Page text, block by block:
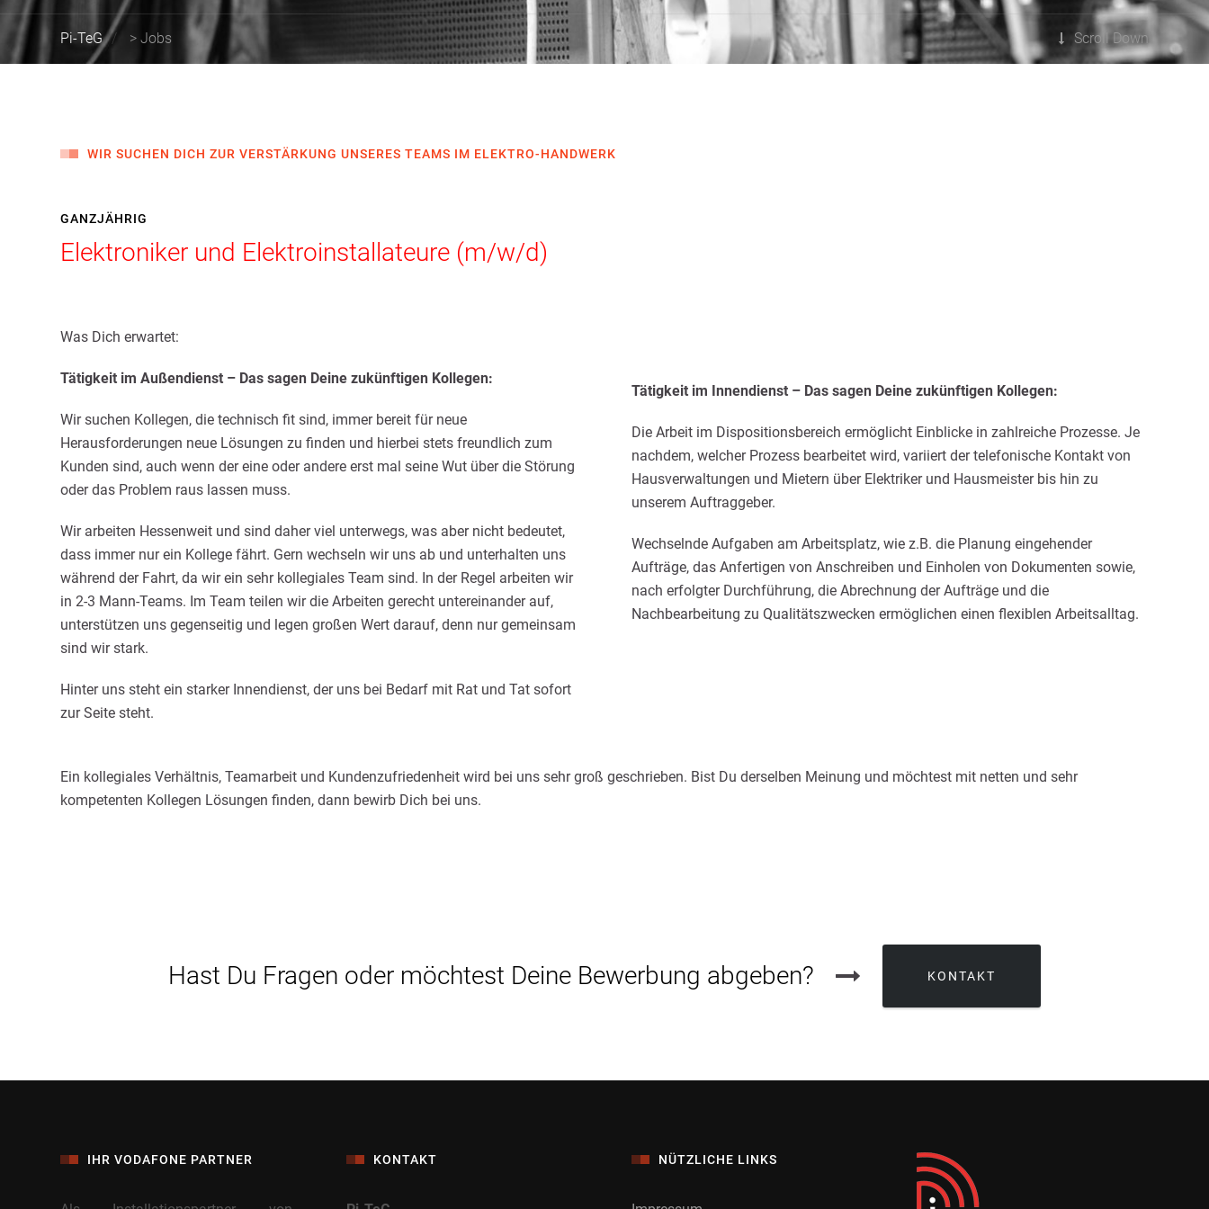
Scroll Down
Pi-TeG >Jobs
WIR SUCHEN DICH ZUR VERSTÄRKUNG UNSERES TEAMS IM ELEKTRO-HANDWERK
GANZJÄHRIG
Elektroniker und Elektroinstallateure (m/w/d)
Was Dich erwartet:
Tätigkeit im Außendienst – Das sagen Deine zukünftigen Kollegen:
Wir suchen Kollegen, die technisch fit sind, immer bereit für neue
Herausforderungen neue Lösungen zu finden und hierbei stets freundlich zum
Kunden sind, auch wenn der eine oder andere erst mal seine Wut über die Störung
oder das Problem raus lassen muss.
Wir arbeiten Hessenweit und sind daher viel unterwegs, was aber nicht bedeutet,
dass immer nur ein Kollege fährt. Gern wechseln wir uns ab und unterhalten uns
während der Fahrt, da wir ein sehr kollegiales Team sind. In der Regel arbeiten wir
in 2-3 Mann-Teams. Im Team teilen wir die Arbeiten gerecht untereinander auf,
unterstützen uns gegenseitig und legen großen Wert darauf, denn nur gemeinsam
sind wir stark.
Hinter uns steht ein starker Innendienst, der uns bei Bedarf mit Rat und Tat sofort
zur Seite steht.
Tätigkeit im Innendienst – Das sagen Deine zukünftigen Kollegen:
Die Arbeit im Dispositionsbereich ermöglicht Einblicke in zahlreiche Prozesse. Je
nachdem, welcher Prozess bearbeitet wird, variiert der telefonische Kontakt von
Hausverwaltungen und Mietern über Elektriker und Hausmeister bis hin zu
unserem Auftraggeber.
Wechselnde Aufgaben am Arbeitsplatz, wie z.B. die Planung eingehender
Aufträge, das Anfertigen von Anschreiben und Einholen von Dokumenten sowie,
nach erfolgter Durchführung, die Abrechnung der Aufträge und die
Nachbearbeitung zu Qualitätszwecken ermöglichen einen flexiblen Arbeitsalltag.
Ein kollegiales Verhältnis, Teamarbeit und Kundenzufriedenheit wird bei uns sehr groß geschrieben. Bist Du derselben Meinung und möchtest mit netten und sehr
kompetenten Kollegen Lösungen finden, dann bewirb Dich bei uns.
Hast Du Fragen oder möchtest Deine Bewerbung abgeben? KONTAKT
IHR VODAFONE PARTNER KONTAKT NÜTZLICHE LINKS